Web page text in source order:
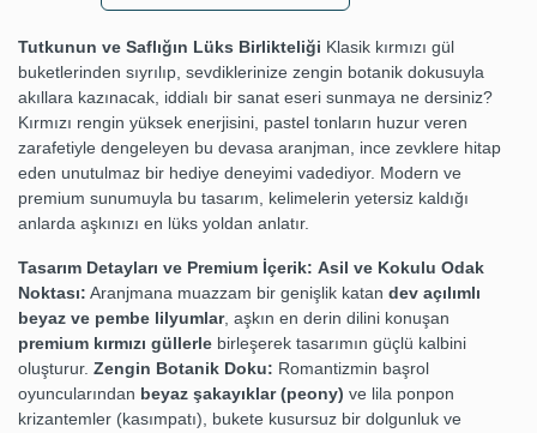
Tutkunun ve Saflığın Lüks Birlikteliği Klasik kırmızı gül
buketlerinden sıyrılıp, sevdiklerinize zengin botanik dokusuyla
akıllara kazınacak, iddialı bir sanat eseri sunmaya ne dersiniz?
Kırmızı rengin yüksek enerjisini, pastel tonların huzur veren
zarafetiyle dengeleyen bu devasa aranjman, ince zevklere hitap
eden unutulmaz bir hediye deneyimi vadediyor. Modern ve
premium sunumuyla bu tasarım, kelimelerin yetersiz kaldığı
anlarda aşkınızı en lüks yoldan anlatır.
Tasarım Detayları ve Premium İçerik: Asil ve Kokulu Odak
Noktası: Aranjmana muazzam bir genişlik katan dev açılımlı
beyaz ve pembe lilyumlar, aşkın en derin dilini konuşan
premium kırmızı güllerle birleşerek tasarımın güçlü kalbini
oluşturur. Zengin Botanik Doku: Romantizmin başrol
oyuncularından beyaz şakayıklar (peony) ve lila ponpon
krizantemler (kasımpatı), bukete kusursuz bir dolgunluk ve